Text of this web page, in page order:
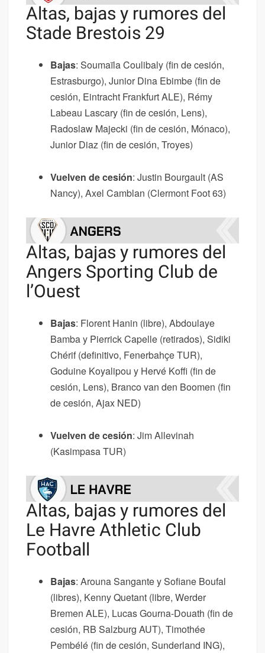
Altas, bajas y rumores del
Stade Brestois 29
Bajas: Soumaïla Coulibaly (fin de cesión,
Estrasburgo), Junior Dina Ebimbe (fin de
cesión, Eintracht Frankfurt ALE), Rémy
Labeau Lascary (fin de cesión, Lens),
Radoslaw Majecki (fin de cesión, Mónaco),
Junior Diaz (fin de cesión, Troyes)
Vuelven de cesión: Justin Bourgault (AS
Nancy), Axel Camblan (Clermont Foot 63)
Altas, bajas y rumores del
Angers Sporting Club de
l’Ouest
Bajas: Florent Hanin (libre), Abdoulaye
Bamba y Pierrick Capelle (retirados), Sidiki
Chérif (definitivo, Fenerbahçe TUR),
Goduine Koyalipou y Hervé Koffi (fin de
cesión, Lens), Branco van den Boomen (fin
de cesión, Ajax NED)
Vuelven de cesión: Jim Allevinah
(Kasimpasa TUR)
Altas, bajas y rumores del
Le Havre Athletic Club
Football
Bajas: Arouna Sangante y Sofiane Boufal
(libres), Kenny Quetant (libre, Werder
Bremen ALE), Lucas Gourna-Douath (fin de
cesión, RB Salzburg AUT), Timothée
Pembélé (fin de cesión, Sunderland ING),